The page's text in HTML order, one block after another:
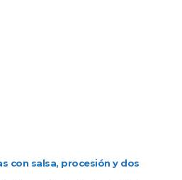
con salsa, procesión y dos